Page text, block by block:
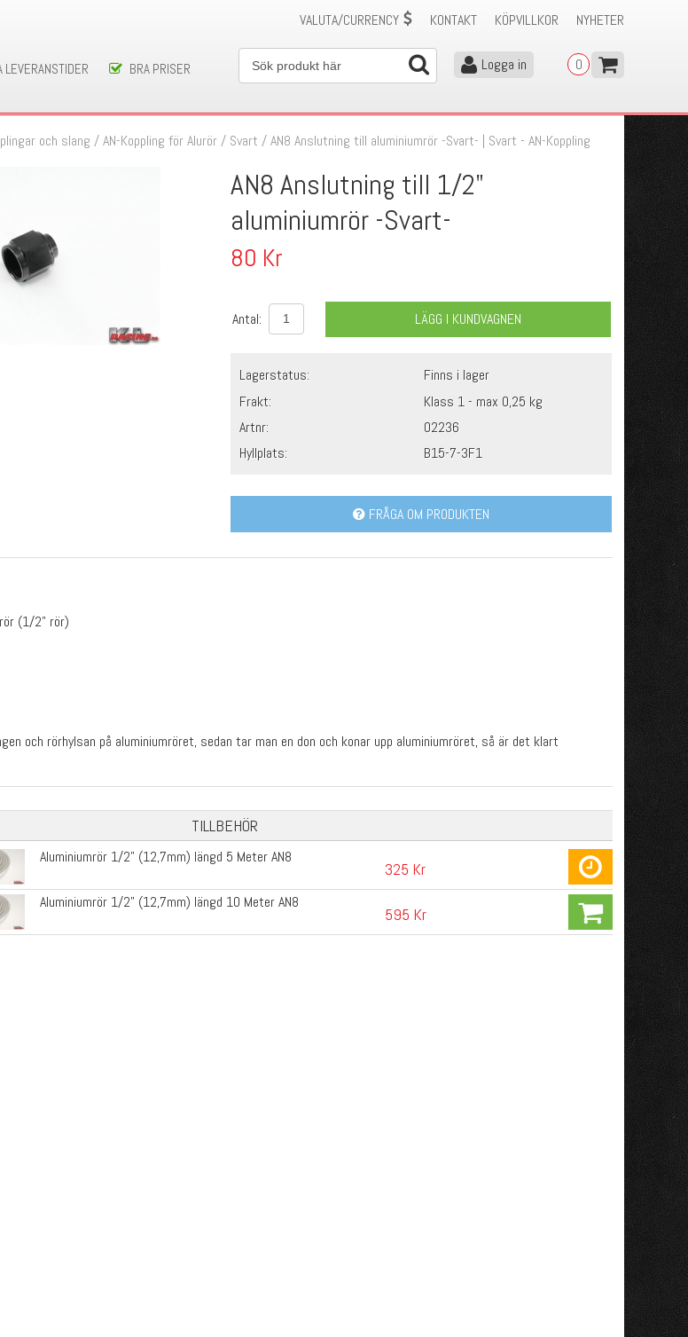
NYHETER
KÖPVILLKOR
KONTAKT
VALUTA/CURRENCY
LEVERANSTIDER BRA PRISER 0
Logga in
och slang /AN-Koppling för Alurör / Svart /AN8 Anslutning till aluminiumrör -Svart- | Svart - AN-Koppling
AN8 Anslutning till 1/2"
aluminiumrör -Svart-
80 Kr
Antal: LÄGG I KUNDVAGNEN
Lagerstatus:
Finns i lager
Frakt:
Klass 1 - max 0,25 kg
Artnr:
02236
Hyllplats:
B15-7-3F1
FRÅGA OM PRODUKTEN
(1/2" rör)
och rörhylsan på aluminiumröret, sedan tar man en don och konar upp aluminiumröret, så är det klart
TILLBEHÖR
Aluminiumrör 1/2" (12,7mm) längd 5 Meter AN8
325 Kr
Aluminiumrör 1/2" (12,7mm) längd 10 Meter AN8
595 Kr